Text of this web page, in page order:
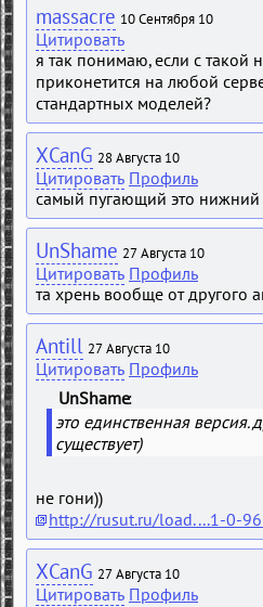
massacre 10 Сентября 10
Цитировать
я так понимаю, если с такой
приконетится на любой
стандартных моделей?
XCanG 28 Августа 10
Цитировать Профиль
самый пугающий это нижний
UnShame 27 Августа 10
Цитировать Профиль
та хрень вообще от другого
Antill 27 Августа 10
Цитировать Профиль
UnShame
это единственная версия.
существует)
не гони))
http://rusut.ru/load....1-0-
XCanG 27 Августа 10
Цитировать Профиль